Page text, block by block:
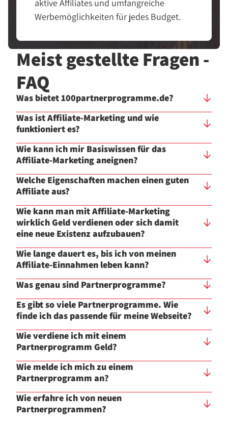
aktive Affiliates und umfangreiche
Werbemöglichkeiten für jedes Budget.
Meist gestellte Fragen -
FAQ
Was bietet 100partnerprogramme.de?
Was ist Affiliate-Marketing und wie
funktioniert es?
Wie kann ich mir Basiswissen für das
Affiliate-Marketing aneignen?
Welche Eigenschaften machen einen guten
Affiliate aus?
Wie kann man mit Affiliate-Marketing
wirklich Geld verdienen oder sich damit
eine neue Existenz aufzubauen?
Wie lange dauert es, bis ich von meinen
Affiliate-Einnahmen leben kann?
Was genau sind Partnerprogramme?
Es gibt so viele Partnerprogramme. Wie
finde ich das passende für meine Webseite?
Wie verdiene ich mit einem
Partnerprogramm Geld?
Wie melde ich mich zu einem
Partnerprogramm an?
Wie erfahre ich von neuen
Partnerprogrammen?